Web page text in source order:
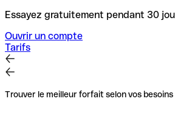
Essayez gratuitement pendant 30
Ouvrir un compte
Tarifs
Trouver le meilleur forfait selon vos besoins